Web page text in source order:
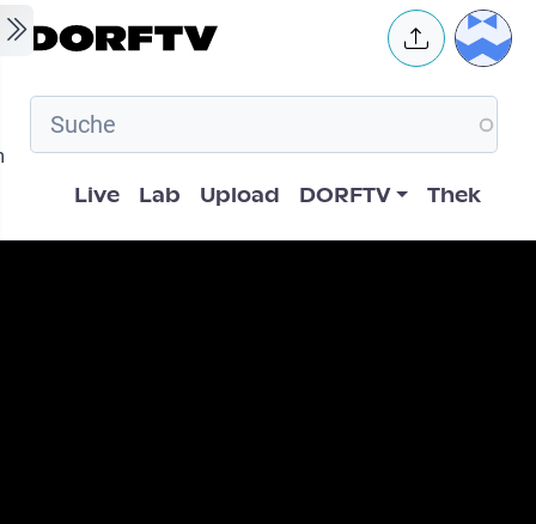
Skip to main content User
Hauptnavigation
Live Lab Upload DORFTV Thek